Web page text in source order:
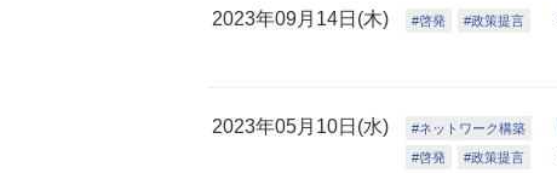
2023年09月14日(木) 啓発 政策提言
2023年05月10日(水)
ネットワーク構築
啓発
政策提言